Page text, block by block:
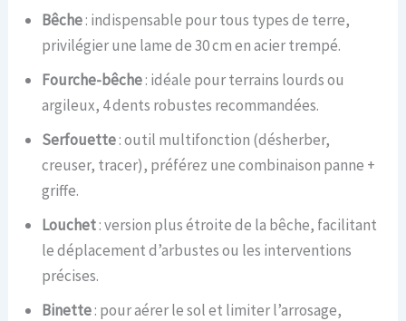
Bêche: indispensable pour tous types de terre,
privilégier une lame de 30 cm en acier trempé.
Fourche-bêche: idéale pour terrains lourds ou
argileux, 4 dents robustes recommandées.
Serfouette: outil multifonction (désherber,
creuser, tracer), préférez une combinaison panne +
griffe.
Louchet: version plus étroite de la bêche, facilitant
le déplacement d’arbustes ou les interventions
précises.
Binette: pour aérer le sol et limiter l’arrosage,